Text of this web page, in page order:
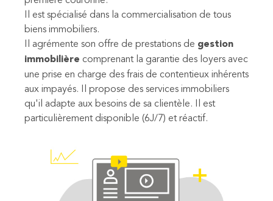
Il est spécialisé dans la commercialisation de tous
biens immobiliers.
Il agrémente son offre de prestations de gestion
immobilière comprenant la garantie des loyers avec
une prise en charge des frais de contentieux inhérents
aux impayés. Il propose des services immobiliers
qu'il adapte aux besoins de sa clientèle. Il est
particulièrement disponible (6J/7) et réactif.